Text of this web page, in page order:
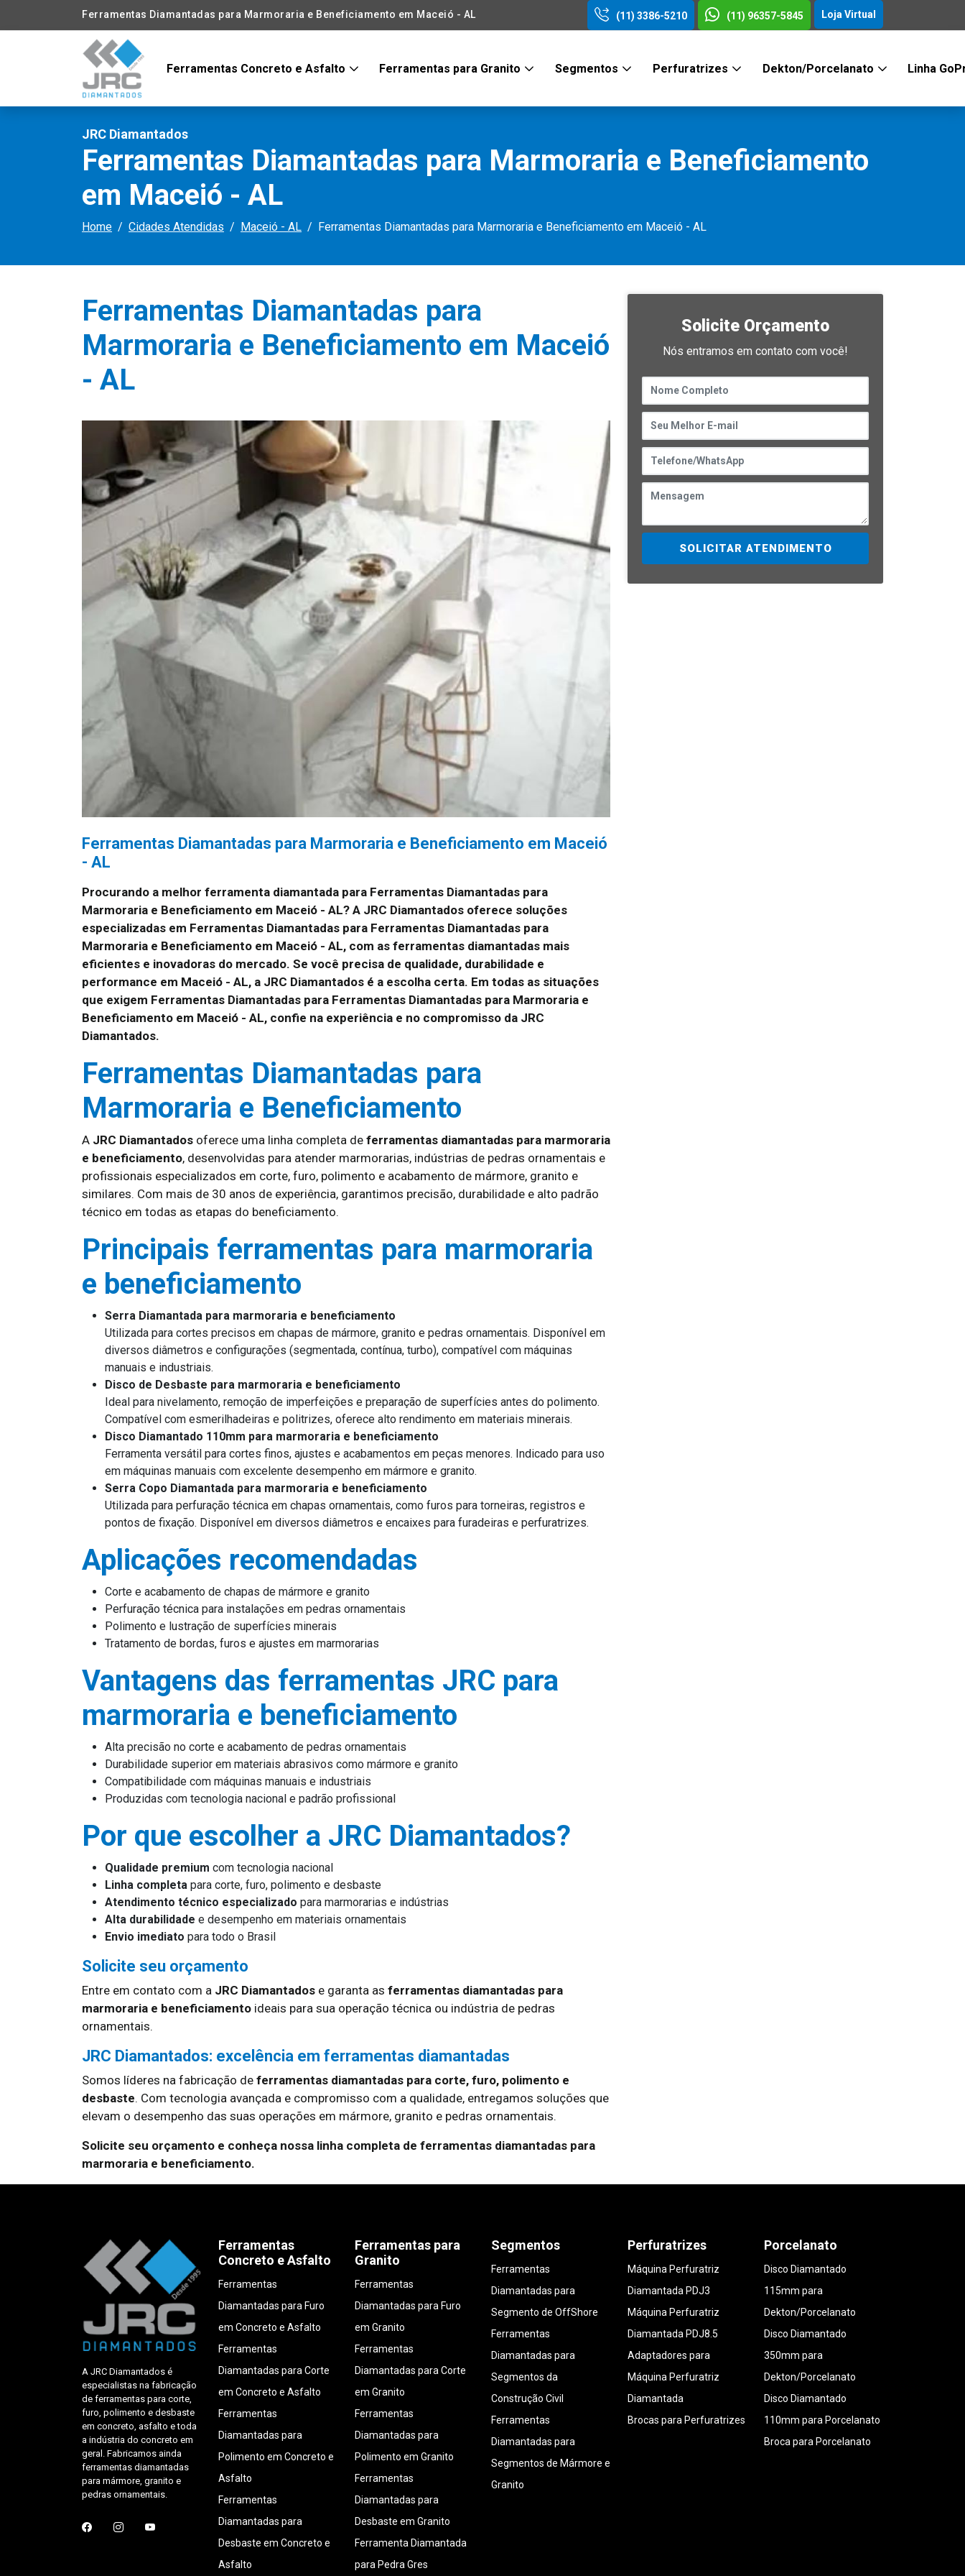
Ferramentas Diamantadas para Marmoraria e Beneficiamento em Maceió - AL (11) 3386-5210 (11) 96357-5845 Loja Virtual
Ferramentas Concreto e Asfalto Ferramentas para Granito Segmentos Perfuratrizes Dekton/Porcelanato Linha
JRC Diamantados
Ferramentas Diamantadas para Marmoraria e Beneficiamento
em Maceió - AL
Home Cidades Atendidas Maceió - AL Ferramentas Diamantadas para Marmoraria e Beneficiamento em Maceió - AL
Ferramentas Diamantadas para
Marmoraria e Beneficiamento em Maceió
- AL
Ferramentas Diamantadas para Marmoraria e Beneficiamento em Maceió
- AL
Procurando a melhor ferramenta diamantada para Ferramentas Diamantadas para
Marmoraria e Beneficiamento em Maceió - AL? A JRC Diamantados oferece soluções
especializadas em Ferramentas Diamantadas para Ferramentas Diamantadas para
Marmoraria e Beneficiamento em Maceió - AL, com as ferramentas diamantadas mais
eficientes e inovadoras do mercado. Se você precisa de qualidade, durabilidade e
performance em Maceió - AL, a JRC Diamantados é a escolha certa. Em todas as situações
que exigem Ferramentas Diamantadas para Ferramentas Diamantadas para Marmoraria e
Beneficiamento em Maceió - AL, confie na experiência e no compromisso da JRC
Diamantados.
Ferramentas Diamantadas para
Marmoraria e Beneficiamento
A JRC Diamantados oferece uma linha completa de ferramentas diamantadas para marmoraria
e beneficiamento, desenvolvidas para atender marmorarias, indústrias de pedras ornamentais e
profissionais especializados em corte, furo, polimento e acabamento de mármore, granito e
similares. Com mais de 30 anos de experiência, garantimos precisão, durabilidade e alto padrão
técnico em todas as etapas do beneficiamento.
Principais ferramentas para marmoraria
e beneficiamento
Serra Diamantada para marmoraria e beneficiamento
Utilizada para cortes precisos em chapas de mármore, granito e pedras ornamentais. Disponível em
diversos diâmetros e configurações (segmentada, contínua, turbo), compatível com máquinas
manuais e industriais.
Disco de Desbaste para marmoraria e beneficiamento
Ideal para nivelamento, remoção de imperfeições e preparação de superfícies antes do polimento.
Compatível com esmerilhadeiras e politrizes, oferece alto rendimento em materiais minerais.
Disco Diamantado 110mm para marmoraria e beneficiamento
Ferramenta versátil para cortes finos, ajustes e acabamentos em peças menores. Indicado para uso
em máquinas manuais com excelente desempenho em mármore e granito.
Serra Copo Diamantada para marmoraria e beneficiamento
Utilizada para perfuração técnica em chapas ornamentais, como furos para torneiras, registros e
pontos de fixação. Disponível em diversos diâmetros e encaixes para furadeiras e perfuratrizes.
Aplicações recomendadas
Corte e acabamento de chapas de mármore e granito
Perfuração técnica para instalações em pedras ornamentais
Polimento e lustração de superfícies minerais
Tratamento de bordas, furos e ajustes em marmorarias
Vantagens das ferramentas JRC para
marmoraria e beneficiamento
Alta precisão no corte e acabamento de pedras ornamentais
Durabilidade superior em materiais abrasivos como mármore e granito
Compatibilidade com máquinas manuais e industriais
Produzidas com tecnologia nacional e padrão profissional
Por que escolher a JRC Diamantados?
Qualidade premium com tecnologia nacional
Linha completa para corte, furo, polimento e desbaste
Atendimento técnico especializado para marmorarias e indústrias
Alta durabilidade e desempenho em materiais ornamentais
Envio imediato para todo o Brasil
Solicite seu orçamento
Entre em contato com a JRC Diamantados e garanta as ferramentas diamantadas para
marmoraria e beneficiamento ideais para sua operação técnica ou indústria de pedras
ornamentais.
JRC Diamantados: excelência em ferramentas diamantadas
Somos líderes na fabricação de ferramentas diamantadas para corte, furo, polimento e
desbaste. Com tecnologia avançada e compromisso com a qualidade, entregamos soluções que
elevam o desempenho das suas operações em mármore, granito e pedras ornamentais.
Solicite seu orçamento e conheça nossa linha completa de ferramentas diamantadas para
marmoraria e beneficiamento.
Solicite Orçamento
Nós entramos em contato com você!
SOLICITAR ATENDIMENTO
A JRC Diamantados é
especialistas na fabricação
de ferramentas para corte,
furo, polimento e desbaste
em concreto, asfalto e toda
a indústria do concreto em
geral. Fabricamos ainda
ferramentas diamantadas
para mármore, granito e
pedras ornamentais.
Ferramentas
Concreto e Asfalto
Ferramentas
Diamantadas para Furo
em Concreto e Asfalto
Ferramentas
Diamantadas para Corte
em Concreto e Asfalto
Ferramentas
Diamantadas para
Polimento em Concreto e
Asfalto
Ferramentas
Diamantadas para
Desbaste em Concreto e
Asfalto
Ferramentas para
Granito
Ferramentas
Diamantadas para Furo
em Granito
Ferramentas
Diamantadas para Corte
em Granito
Ferramentas
Diamantadas para
Polimento em Granito
Ferramentas
Diamantadas para
Desbaste em Granito
Ferramenta Diamantada
para Pedra Gres
Segmentos
Ferramentas
Diamantadas para
Segmento de OffShore
Ferramentas
Diamantadas para
Segmentos da
Construção Civil
Ferramentas
Diamantadas para
Segmentos de Mármore e
Granito
Perfuratrizes
Máquina Perfuratriz
Diamantada PDJ3
Máquina Perfuratriz
Diamantada PDJ8.5
Adaptadores para
Máquina Perfuratriz
Diamantada
Brocas para Perfuratrizes
Porcelanato
Disco Diamantado
115mm para
Dekton/Porcelanato
Disco Diamantado
350mm para
Dekton/Porcelanato
Disco Diamantado
110mm para Porcelanato
Broca para Porcelanato